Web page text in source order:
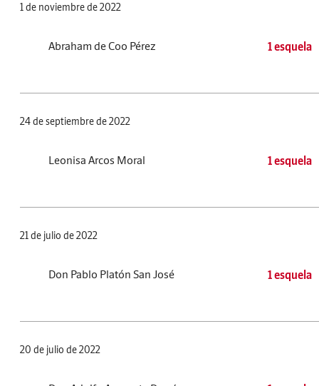
1 de noviembre de 2022
Abraham de Coo Pérez 1 esquela
24 de septiembre de 2022
Leonisa Arcos Moral 1 esquela
21 de julio de 2022
Don Pablo Platón San José 1 esquela
20 de julio de 2022